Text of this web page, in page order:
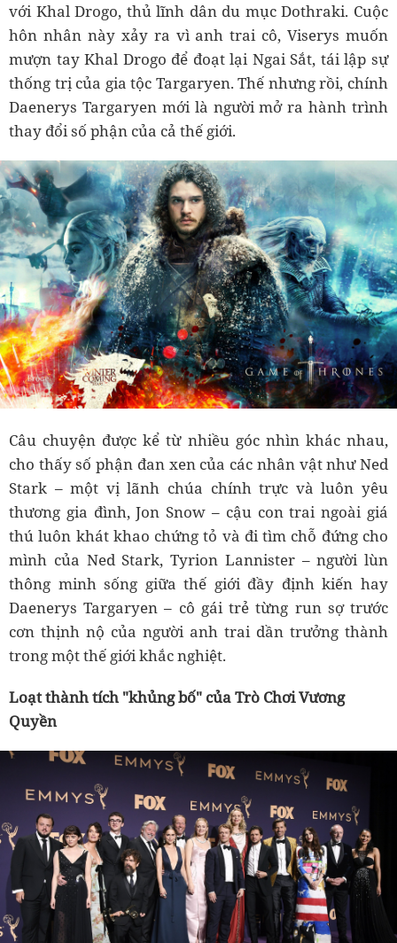
với Khal Drogo, thủ lĩnh dân du mục Dothraki. Cuộc
hôn nhân này xảy ra vì anh trai cô, Viserys muốn
mượn tay Khal Drogo để đoạt lại Ngai Sắt, tái lập sự
thống trị của gia tộc Targaryen. Thế nhưng rồi, chính
Daenerys Targaryen mới là người mở ra hành trình
thay đổi số phận của cả thế giới.
Câu chuyện được kể từ nhiều góc nhìn khác nhau,
cho thấy số phận đan xen của các nhân vật như Ned
Stark – một vị lãnh chúa chính trực và luôn yêu
thương gia đình, Jon Snow – cậu con trai ngoài giá
thú luôn khát khao chứng tỏ và đi tìm chỗ đứng cho
mình của Ned Stark, Tyrion Lannister – người lùn
thông minh sống giữa thế giới đầy định kiến hay
Daenerys Targaryen – cô gái trẻ từng run sợ trước
cơn thịnh nộ của người anh trai dần trưởng thành
trong một thế giới khắc nghiệt.
Loạt thành tích "khủng bố" của Trò Chơi Vương
Quyền